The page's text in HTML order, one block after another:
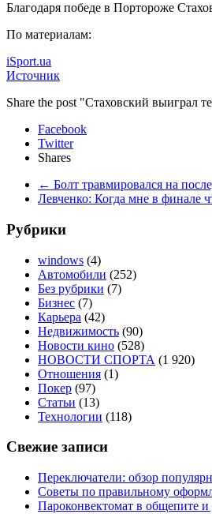
Благодаря победе в Портороже
По материалам:
iSport.ua
Источник
Share the post "Стаховский выиграл
Facebook
Twitter
Shares
← Болт травмировался на
Левченко: Когда мне в финале
Рубрики
windows (4)
Автомобили (252)
Без рубрики (7)
Бизнес (7)
Карьера (42)
Недвижимость (90)
Новости кино (528)
НОВОСТИ СПОРТА (1 920)
Отношения (1)
Покер (97)
Статьи (13)
Технологии (118)
Свежие записи
Переключатели: обзор
Советы по правильному
Пароконвектомат в общепите и